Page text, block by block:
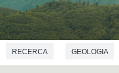
RECERCA GEOLOGIA